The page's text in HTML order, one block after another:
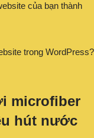
của bạn thành
trong WordPress?
microfiber
hút nước